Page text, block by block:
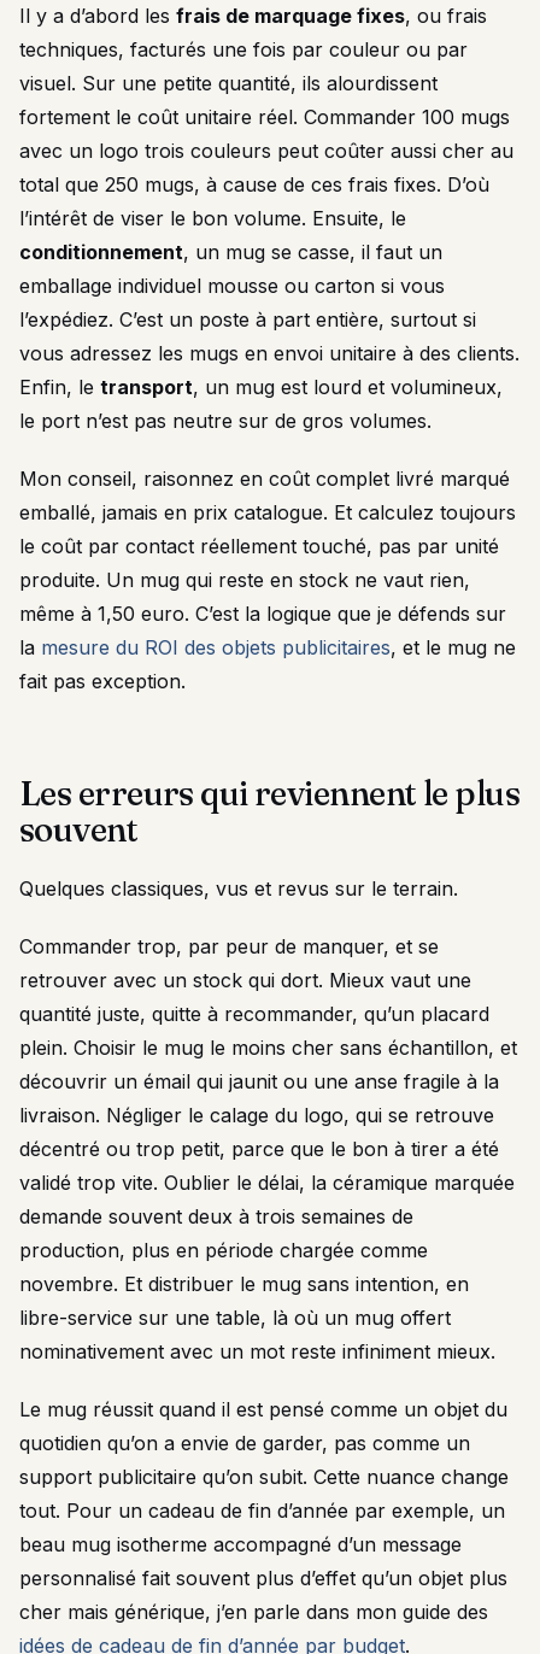
Il y a d’abord les frais de marquage fixes, ou frais
techniques, facturés une fois par couleur ou par
visuel. Sur une petite quantité, ils alourdissent
fortement le coût unitaire réel. Commander 100 mugs
avec un logo trois couleurs peut coûter aussi cher au
total que 250 mugs, à cause de ces frais fixes. D’où
l’intérêt de viser le bon volume. Ensuite, le
conditionnement, un mug se casse, il faut un
emballage individuel mousse ou carton si vous
l’expédiez. C’est un poste à part entière, surtout si
vous adressez les mugs en envoi unitaire à des clients.
Enfin, le transport, un mug est lourd et volumineux,
le port n’est pas neutre sur de gros volumes.
Mon conseil, raisonnez en coût complet livré marqué
emballé, jamais en prix catalogue. Et calculez toujours
le coût par contact réellement touché, pas par unité
produite. Un mug qui reste en stock ne vaut rien,
même à 1,50 euro. C’est la logique que je défends sur
la mesure du ROI des objets publicitaires, et le mug ne
fait pas exception.
Les erreurs qui reviennent le plus
souvent
Quelques classiques, vus et revus sur le terrain.
Commander trop, par peur de manquer, et se
retrouver avec un stock qui dort. Mieux vaut une
quantité juste, quitte à recommander, qu’un placard
plein. Choisir le mug le moins cher sans échantillon, et
découvrir un émail qui jaunit ou une anse fragile à la
livraison. Négliger le calage du logo, qui se retrouve
décentré ou trop petit, parce que le bon à tirer a été
validé trop vite. Oublier le délai, la céramique marquée
demande souvent deux à trois semaines de
production, plus en période chargée comme
novembre. Et distribuer le mug sans intention, en
libre-service sur une table, là où un mug offert
nominativement avec un mot reste infiniment mieux.
Le mug réussit quand il est pensé comme un objet du
quotidien qu’on a envie de garder, pas comme un
support publicitaire qu’on subit. Cette nuance change
tout. Pour un cadeau de fin d’année par exemple, un
beau mug isotherme accompagné d’un message
personnalisé fait souvent plus d’effet qu’un objet plus
cher mais générique, j’en parle dans mon guide des
idées de cadeau de fin d’année par budget.